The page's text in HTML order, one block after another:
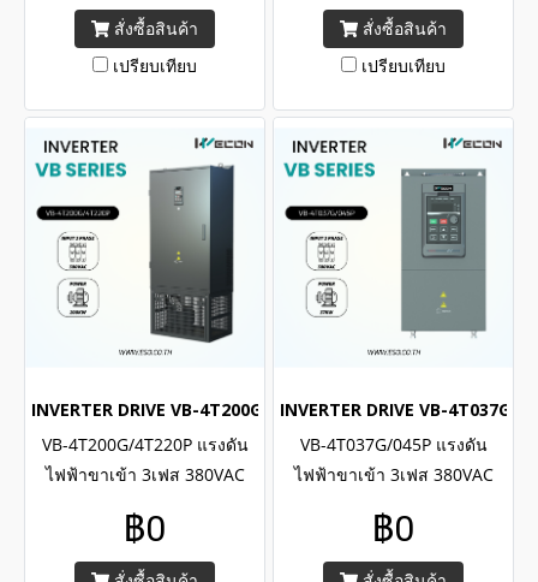
Phase 220VAC , Capacity
power 1.5kW , 2H.P.
สั่งซื้อสินค้า
เปรียบเทียบ
Phase 220VAC , Capacity
power 0.75kW , 1H.P.
สั่งซื้อสินค้า
เปรียบเทียบ
INVERTER DRIVE VB-4T200G/4T220P (3Phase 380VAC /
VB-4T200G/4T220P แรงดัน
ไฟฟ้าขาเข้า 3เฟส 380VAC
WECON INVERTER VB Series
Input 3 Phase 380VAC ,
฿0
INVERTER DRIVE VB-4T037G/
VB-4T037G/045P แรงดัน
ไฟฟ้าขาเข้า 3เฟส 380VAC
WECON INVERTER VB Series
Input 3 Phase 380VAC ,
฿0